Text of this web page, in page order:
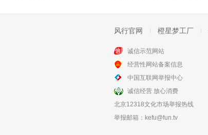
滑稽时代
风行官网 橙星梦工厂
诚信示范网站
经营性网站备案信息
中国互联网举报中心
诚信经营 放心消费
北京12318文化市场举报热线
举报邮箱： kefu@fun.tv